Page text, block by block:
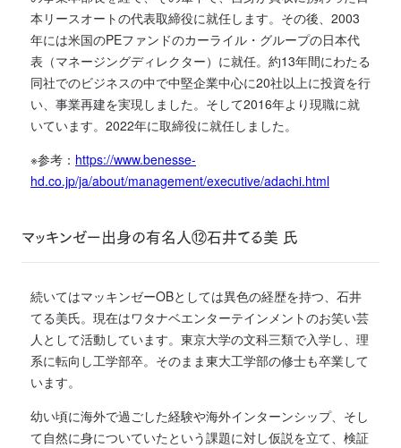
本リースオートの代表取締役に就任します。その後、2003
年には米国のPEファンドのカーライル・グループの日本代
表（マネージングディレクター）に就任。約13年間にわたる
同社でのビジネスの中で中堅企業中心に20社以上に投資を行
い、事業再建を実現しました。そして2016年より現職に就
いています。2022年に取締役に就任しました。
※参考： https://www.benesse-
hd.co.jp/ja/about/management/executive/adachi.html
マッキンゼー出身の有名人⑫石井てる美 氏
続いてはマッキンゼーOBとしては異色の経歴を持つ、石井
てる美氏。現在はワタナベエンターテインメントのお笑い芸
人として活動しています。東京大学の文科三類で入学し、理
系に転向し工学部卒。そのまま東大工学部の修士も卒業して
います。
幼い頃に海外で過ごした経験や海外インターンシップ、そし
て自然に身についていたという課題に対し仮説を立て、検証